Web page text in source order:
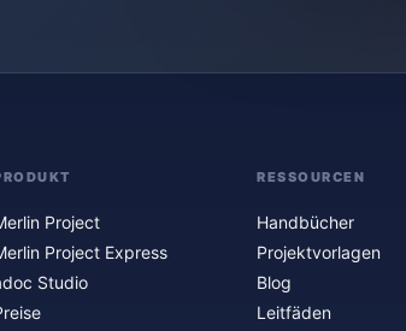
Project
Project Express
Studio
RESSOURCEN
Handbücher
Projektvorlagen
Blog
Leitfäden